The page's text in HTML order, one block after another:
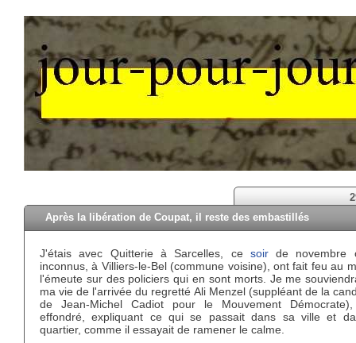
Après la libération de Coupat, il reste des embastillés
J'étais avec Quitterie à Sarcelles, ce soirde novembre
inconnus, à Villiers-le-Bel (commune voisine), ont fait feu au
l'émeute sur des policiers qui en sont morts. Je me
ma vie de l'arrivée du regretté Ali Menzel (suppléant de la
de Jean-Michel Cadiot pour le Mouvement
effondré, expliquant ce qui se passait dans sa ville et
quartier, comme il essayait de ramener le calme.